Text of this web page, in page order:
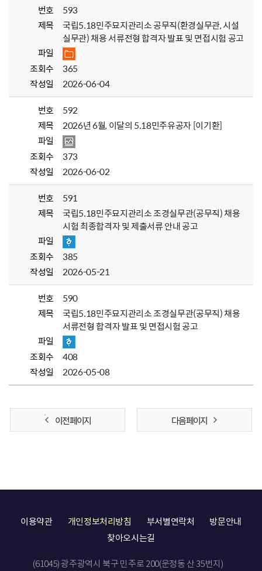
번호
593
제목
국립5.18민주묘지관리소 공무직(환경실무관, 시설
실무관) 채용 서류전형 합격자 발표 및 면접시험 공고
파일
조회수
365
작성일
2026-06-04
번호
592
제목
2026년 6월, 이달의 5.18민주유공자 [이기환]
파일
조회수
373
작성일
2026-06-02
번호
591
제목
국립5.18민주묘지관리소 조경실무관(공무직) 채용
시험 최종합격자 및 제출서류 안내 공고
파일
조회수
385
작성일
2026-05-21
번호
590
제목
국립5.18민주묘지관리소 조경실무관(공무직) 채용
서류전형 합격자 발표 및 면접시험 공고
파일
조회수
408
작성일
2026-05-08
이전 페이지 다음 페이지
이용약관 개인정보처리방침 부서별연락처
방문안내
찾아오시는길
(61045) 광주광역시 북구 민주로 200(운정동 산 35번지)